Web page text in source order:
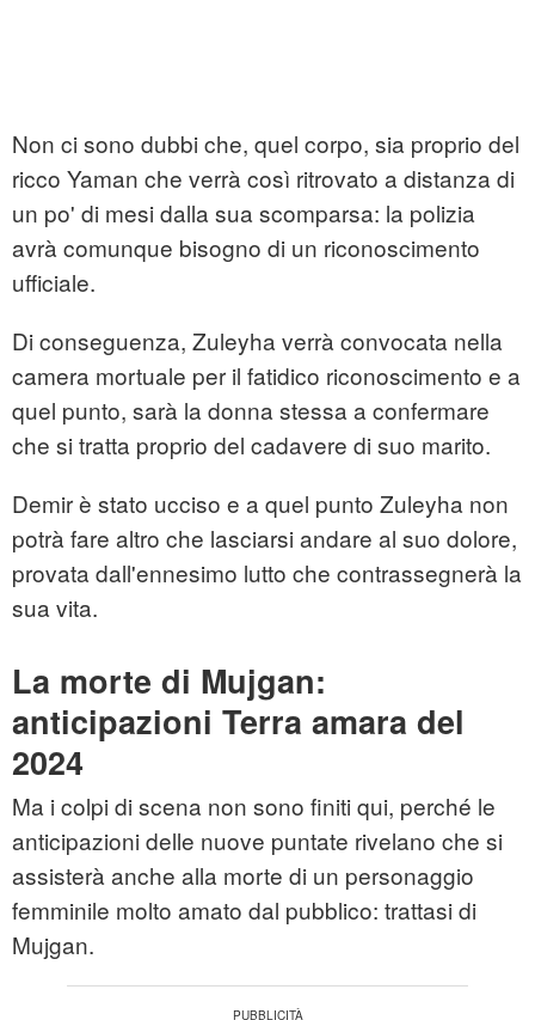
Non ci sono dubbi che, quel corpo, sia proprio del
ricco Yaman che verrà così ritrovato a distanza di
un po' di mesi dalla sua scomparsa: la polizia
avrà comunque bisogno di un riconoscimento
ufficiale.
Di conseguenza, Zuleyha verrà convocata nella
camera mortuale per il fatidico riconoscimento e a
quel punto, sarà la donna stessa a confermare
che si tratta proprio del cadavere di suo marito.
Demir è stato ucciso e a quel punto Zuleyha non
potrà fare altro che lasciarsi andare al suo dolore,
provata dall'ennesimo lutto che contrassegnerà la
sua vita.
La morte di Mujgan:
anticipazioni Terra amara del
2024
Ma i colpi di scena non sono finiti qui, perché le
anticipazioni delle nuove puntate rivelano che si
assisterà anche alla morte di un personaggio
femminile molto amato dal pubblico: trattasi di
Mujgan.